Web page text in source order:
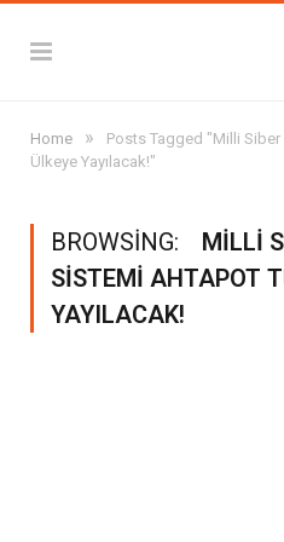
Home »
Posts Tagged "Milli
Ülkeye Yayılacak!"
BROWSING:
MILLI
SISTEMI AHTAPOT
YAYILACAK!